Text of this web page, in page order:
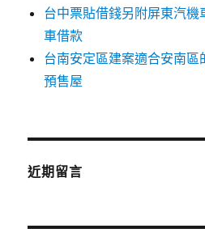
台中票貼借錢另附屏東汽
車借款
台南安定區建案適合安南
預售屋
近期留言